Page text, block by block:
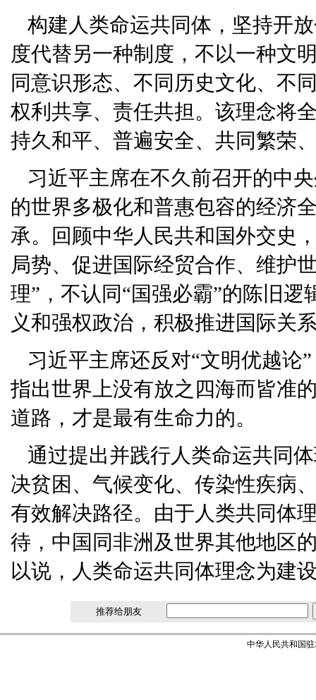
构建人类命运共同体，坚持开
度代替另一种制度，不以一种文
同意识形态、不同历史文化、不
权利共享、责任共担。该理念将
持久和平、普遍安全、共同繁荣
习近平主席在不久前召开的中
的世界多极化和普惠包容的经济
承。回顾中华人民共和国外交史
局势、促进国际经贸合作、维护
理”，不认同“国强必霸”的陈旧
义和强权政治，积极推进国际关
习近平主席还反对“文明优越论
指出世界上没有放之四海而皆准
道路，才是最有生命力的。
通过提出并践行人类命运共同
决贫困、气候变化、传染性疾病
有效解决路径。由于人类共同体
待，中国同非洲及世界其他地区
以说，人类命运共同体理念为建
推荐给朋友
中华人民共和国